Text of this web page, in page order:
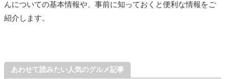
んについての基本情報や、事前に知っておくと便利な情報をご
紹介します。
あわせて読みたい人気のグルメ記事